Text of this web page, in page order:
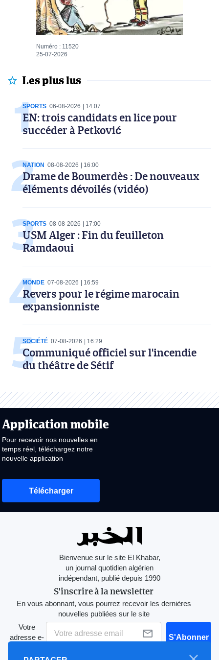
Numéro : 11520
25-07-2026
Les plus lus
SPORTS 06-08-2026 14:07
EN: trois candidats en lice pour
succéder à Petković
NATION 08-08-2026 16:00
Drame de Boumerdès : De nouveaux
éléments dévoilés (vidéo)
SPORTS 08-08-2026 17:00
USM Alger : Fin du feuilleton
Ramdaoui
MONDE 07-08-2026 16:59
Revers pour le régime marocain
expansionniste
SOCIÉTÉ 07-08-2026 16:29
Communiqué officiel sur l'incendie
du théâtre de Sétif
Application mobile
Pour recevoir nos nouvelles en
temps réel, téléchargez notre
nouvelle application
Télécharger
Bienvenue sur le site El Khabar,
un journal quotidien algérien
indépendant, publié depuis 1990
S'inscrire à la newsletter
En vous abonnant, vous pourrez recevoir les dernières
nouvelles publiées sur le site
Votre
adresse e-
S'Abonner